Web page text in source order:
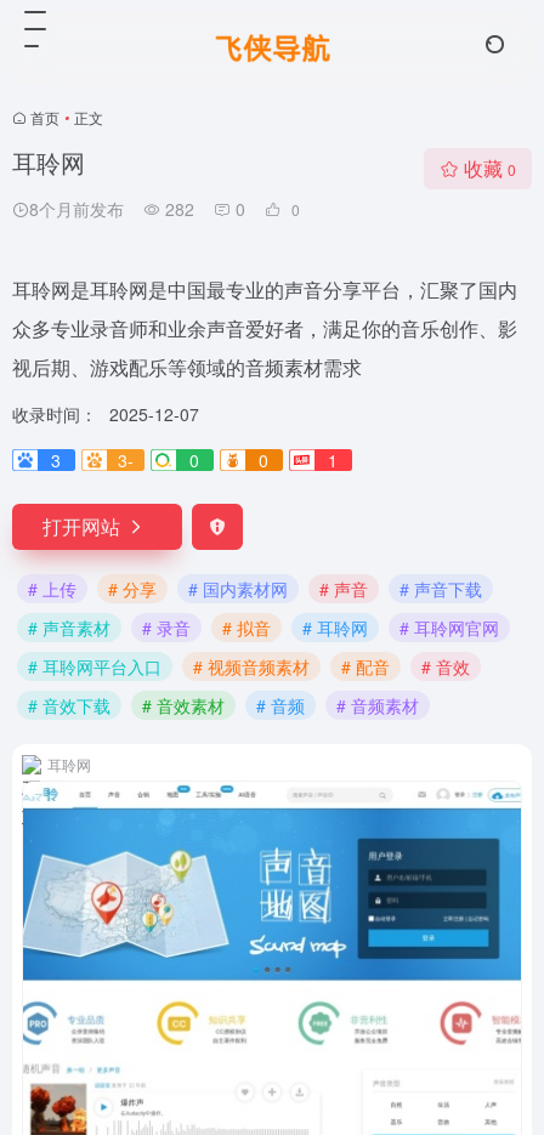
首页 • 正文
耳聆网
8个月前发布 282 0 0
收藏 0
耳聆网是耳聆网是中国最专业的声音分享平台，汇聚了国内
众多专业录音师和业余声音爱好者，满足你的音乐创作、影
视后期、游戏配乐等领域的音频素材需求
收录时间：
2025-12-07
3
3- 0 0 1
打开网站
# 上传 # 分享 # 国内素材网 # 声音
# 声音下载
# 声音素材
# 录音 # 拟音 # 耳聆网
# 耳聆网官网
# 耳聆网平台入口
# 视频音频素材 # 配音
# 音效
# 音效下载
# 音效素材 # 音频 # 音频素材
耳聆网